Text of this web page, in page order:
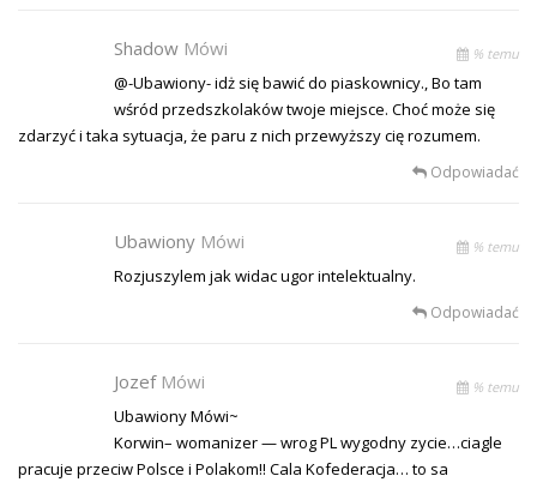
Shadow Mówi % temu
@-Ubawiony- idż się bawić do piaskownicy., Bo tam
wśród przedszkolaków twoje miejsce. Choć może się
zdarzyć i taka sytuacja, że paru z nich przewyższy cię rozumem.
Odpowiadać
Ubawiony Mówi % temu
Rozjuszylem jak widac ugor intelektualny.
Odpowiadać
Jozef Mówi % temu
Ubawiony Mówi~
Korwin– womanizer — wrog PL wygodny zycie…ciagle
pracuje przeciw Polsce i Polakom!! Cala Kofederacja… to sa